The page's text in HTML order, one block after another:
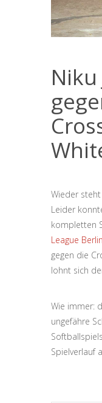
Niku
Wieder
Leider
kompletten
League Berlin
gegen die
lohnt sich
Wie immer:
ungefähre
Spielverlauf